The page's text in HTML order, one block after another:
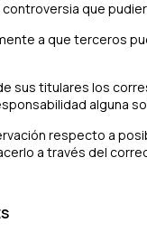
que
a que
de sus titulares los
alguna
respecto a
a través del